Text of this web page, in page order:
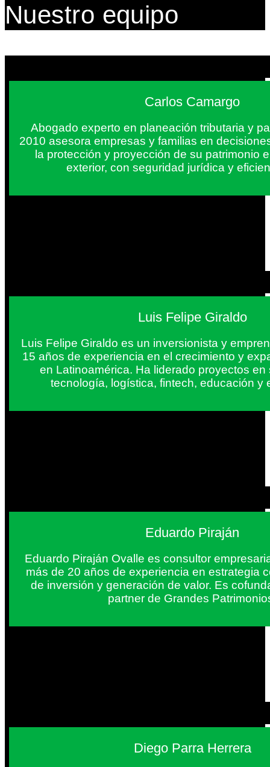
Nuestro equipo
Carlos Camargo
Abogado experto en planeación tributaria y
2010 asesora empresas y familias en
la protección y proyección de su patrimonio
exterior, con seguridad jurídica y
Luis Felipe Giraldo
Luis Felipe Giraldo es un inversionista y
15 años de experiencia en el crecimiento y
en Latinoamérica. Ha liderado proyectos en
tecnología, logística, fintech, educación y
Eduardo Piraján
Eduardo Piraján Ovalle es consultor
más de 20 años de experiencia en estrategia
de inversión y generación de valor. Es
partner de Grandes
Diego Parra Herrera